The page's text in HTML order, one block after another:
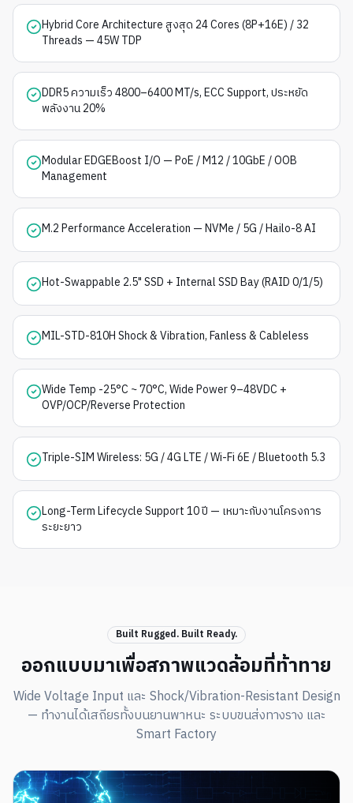
Hybrid Core Architecture สูงสุด 24 Cores (8P+16E) / 32
Threads — 45W TDP
DDR5 ความเร็ว 4800–6400 MT/s, ECC Support, ประหยัด
พลังงาน 20%
Modular EDGEBoost I/O — PoE / M12 / 10GbE / OOB
Management
M.2 Performance Acceleration — NVMe / 5G / Hailo-8 AI
Hot-Swappable 2.5" SSD + Internal SSD Bay (RAID 0/1/5)
MIL-STD-810H Shock & Vibration, Fanless & Cableless
Wide Temp -25°C ~ 70°C, Wide Power 9–48VDC +
OVP/OCP/Reverse Protection
Triple-SIM Wireless: 5G / 4G LTE / Wi-Fi 6E / Bluetooth 5.3
Long-Term Lifecycle Support 10 ปี — เหมาะกับงานโครงการ
ระยะยาว
Built Rugged. Built Ready.
ออกแบบมาเพื่อสภาพแวดล้อมที่ท้าทาย
Wide Voltage Input และ Shock/Vibration-Resistant Design
— ทำงานได้เสถียรทั้งบนยานพาหนะ ระบบขนส่งทางราง และ
Smart Factory